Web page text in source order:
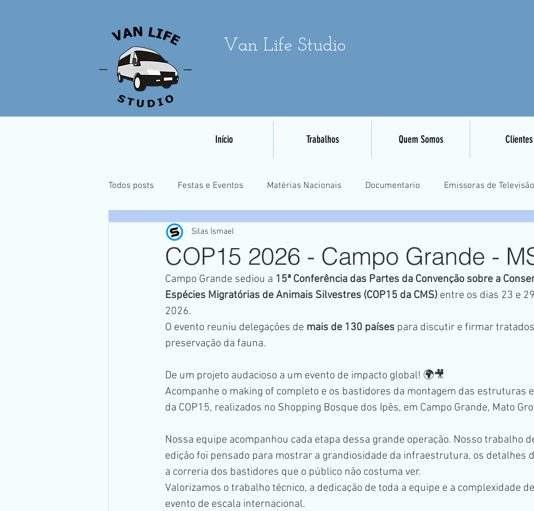
Van Life Studio
Início Trabalhos Quem Somos Clientes
Todos posts Festas e Eventos Matérias Nacionais Documentario Emissoras de Televisão
Casamentos e Pré-Wedding
Transmissão Ao Vivo Ramo Imobiliário Publicidade Inspeção aérea Seriado
COP15 2026 - Campo Grande -
Silas Ismael
Campo Grande sediou a 15ª Conferência das Partes da Convenção sobre a
Espécies Migratórias de Animais Silvestres (COP15 da CMS) entre os dias 23 e
2026.
O evento reuniu delegações de mais de 130 países para discutir e firmar
preservação da fauna.
De um projeto audacioso a um evento de impacto global! 🌍🎥
Acompanhe o making of completo e os bastidores da montagem das estruturas
da COP15, realizados no Shopping Bosque dos Ipês, em Campo Grande, Mato
Nossa equipe acompanhou cada etapa dessa grande operação. Nosso trabalho
edição foi pensado para mostrar a grandiosidade da infraestrutura, os detalhes
a correria dos bastidores que o público não costuma ver.
Valorizamos o trabalho técnico, a dedicação de toda a equipe e a complexidade
evento de escala internacional.